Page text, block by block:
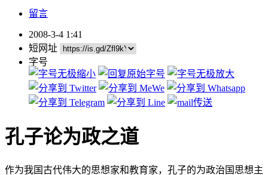
留言
2008-3-4 1:41
短网址
字号
孔子论为政之道
作为我国古代伟大的思想家和教育家，孔子的为政治国思想主